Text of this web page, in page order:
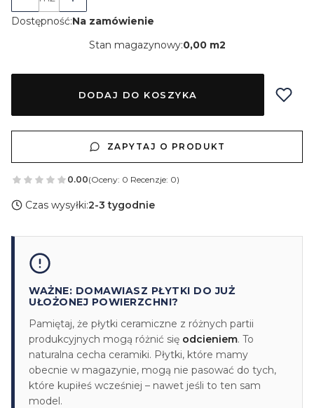
Dostępność:Na zamówienie
Stan magazynowy:0,00 m2
DODAJ DO KOSZYKA
ZAPYTAJ O PRODUKT
0.00(Oceny: 0 Recenzje: 0)
Czas wysyłki:2-3 tygodnie
WAŻNE: DOMAWIASZ PŁYTKI DO JUŻ
UŁOŻONEJ POWIERZCHNI?
Pamiętaj, że płytki ceramiczne z różnych partii
produkcyjnych mogą różnić się odcieniem. To
naturalna cecha ceramiki. Płytki, które mamy
obecnie w magazynie, mogą nie pasować do tych,
które kupiłeś wcześniej – nawet jeśli to ten sam
model.